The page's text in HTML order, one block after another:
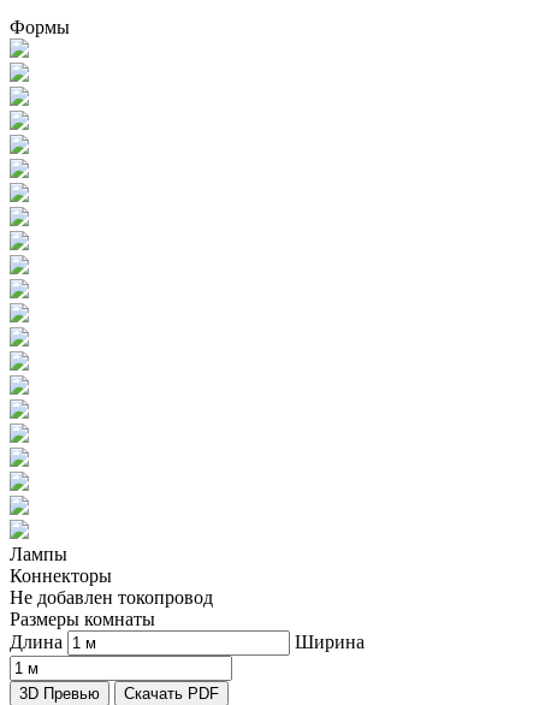
Формы
Лампы
Коннекторы
Не добавлен токопровод
Размеры комнаты
Длина
Ширина
3D Превью Скачать PDF